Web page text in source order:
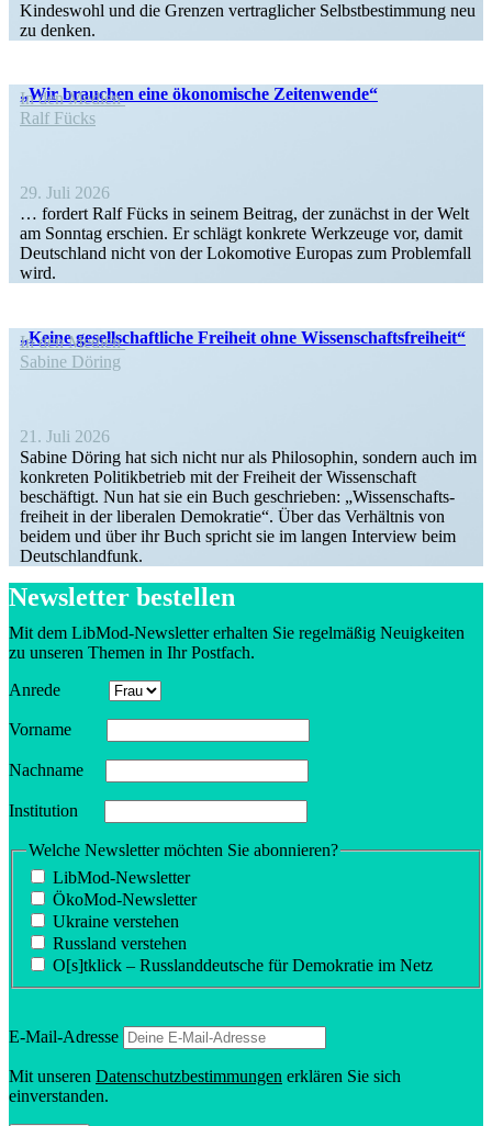
Kindeswohl und die Grenzen vertrag­licher Selbst­be­stimmung neu
zu denken.
„Wir brauchen eine ökono­mische Zeitenwende“
In den Medien
Ralf Fücks
29. Juli 2026
… fordert Ralf Fücks in seinem Beitrag, der zunächst in der Welt
am Sonntag erschien. Er schlägt konkrete Werkzeuge vor, damit
Deutschland nicht von der Lokomotive Europas zum Problemfall
wird.
„Keine gesell­schaft­liche Freiheit ohne Wissenschaftsfreiheit“
In den Medien
Sabine Döring
21. Juli 2026
Sabine Döring hat sich nicht nur als Philo­sophin, sondern auch im
konkreten Politik­be­trieb mit der Freiheit der Wissen­schaft
beschäftigt. Nun hat sie ein Buch geschrieben: „Wissen­schafts­
freiheit in der liberalen Demokratie“. Über das Verhältnis von
beidem und über ihr Buch spricht sie im langen Interview beim
Deutschlandfunk.
Newsletter bestellen
Mit dem LibMod-Newsletter erhalten Sie regel­mäßig Neuig­keiten
zu unseren Themen in Ihr Postfach.
Anrede
Vorname
Nachname
Insti­tution
Welche Newsletter möchten Sie abonnieren?
LibMod-Newsletter
ÖkoMod-Newsletter
Ukraine verstehen
Russland verstehen
O[s]tklick – Russland­deutsche für Demokratie im Netz
E‑Mail-Adresse
Mit unseren Daten­schutz­be­stim­mungen erklären Sie sich
einverstanden.